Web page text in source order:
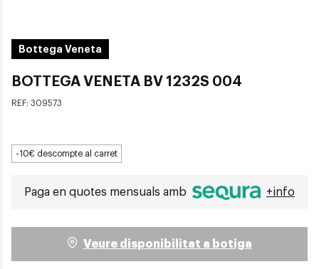
Bottega Veneta
BOTTEGA VENETA BV 1232S 004
REF: 309573
-10€ descompte al carret
Paga en quotes mensuals amb +info
Veure disponibilitat a botiga